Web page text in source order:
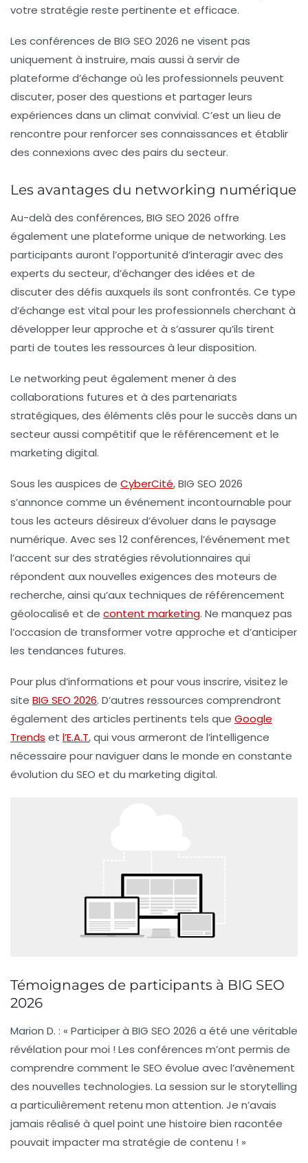
votre stratégie reste pertinente et efficace.
Les conférences de BIG SEO 2026 ne visent pas
uniquement à instruire, mais aussi à servir de
plateforme d’échange où les professionnels peuvent
discuter, poser des questions et partager leurs
expériences dans un climat convivial. C’est un lieu de
rencontre pour renforcer ses connaissances et établir
des connexions avec des pairs du secteur.
Les avantages du networking numérique
Au-delà des conférences, BIG SEO 2026 offre
également une plateforme unique de networking. Les
participants auront l’opportunité d’interagir avec des
experts du secteur, d’échanger des idées et de
discuter des défis auxquels ils sont confrontés. Ce type
d’échange est vital pour les professionnels cherchant à
développer leur approche et à s’assurer qu’ils tirent
parti de toutes les ressources à leur disposition.
Le networking peut également mener à des
collaborations futures et à des partenariats
stratégiques, des éléments clés pour le succès dans un
secteur aussi compétitif que le référencement et le
marketing digital.
Sous les auspices de CyberCité, BIG SEO 2026
s’annonce comme un événement incontournable pour
tous les acteurs désireux d’évoluer dans le paysage
numérique. Avec ses 12 conférences, l’événement met
l’accent sur des stratégies révolutionnaires qui
répondent aux nouvelles exigences des moteurs de
recherche, ainsi qu’aux techniques de référencement
géolocalisé et de content marketing. Ne manquez pas
l’occasion de transformer votre approche et d’anticiper
les tendances futures.
Pour plus d’informations et pour vous inscrire, visitez le
site BIG SEO 2026. D’autres ressources comprendront
également des articles pertinents tels que Google
Trends et l’E.A.T, qui vous armeront de l’intelligence
nécessaire pour naviguer dans le monde en constante
évolution du SEO et du marketing digital.
Témoignages de participants à BIG SEO
2026
Marion D. : « Participer à BIG SEO 2026 a été une véritable
révélation pour moi ! Les conférences m’ont permis de
comprendre comment le SEO évolue avec l’avènement
des nouvelles technologies. La session sur le storytelling
a particulièrement retenu mon attention. Je n’avais
jamais réalisé à quel point une histoire bien racontée
pouvait impacter ma stratégie de contenu ! »